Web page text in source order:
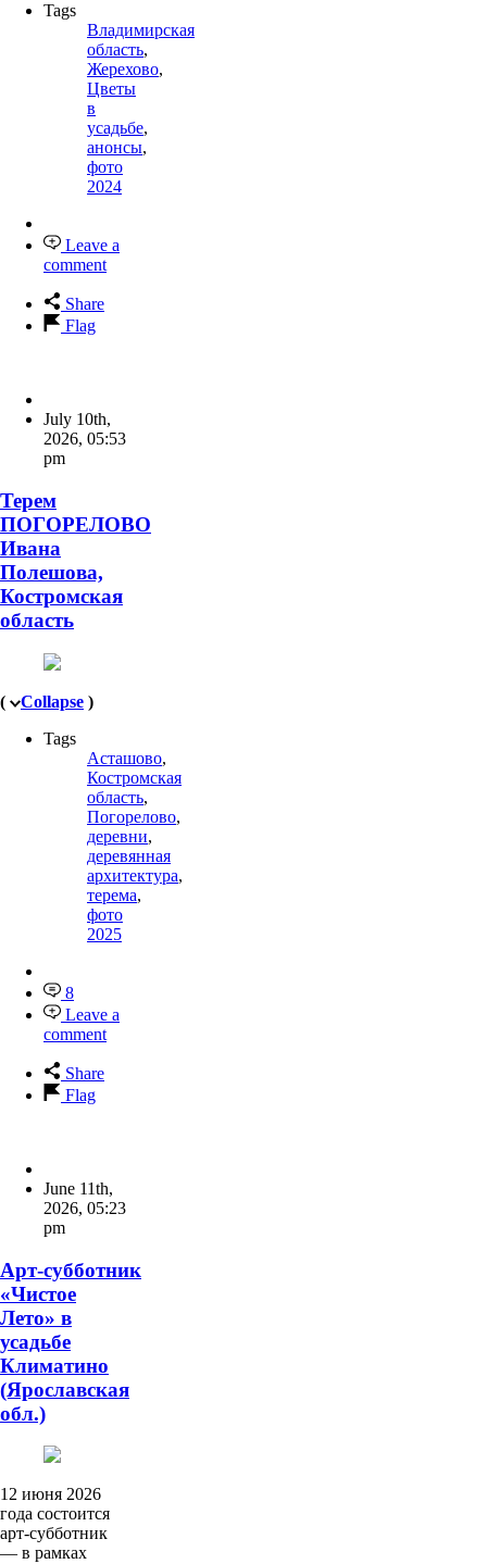
Tags
Владимирская
область,
Жерехово,
Цветы
в
усадьбе,
анонсы,
фото
2024
Leave a
comment
Share
Flag
July 10th,
2026, 05:53
pm
Терем
ПОГОРЕЛОВО
Ивана
Полешова,
Костромская
область
( Collapse )
Tags
Асташово,
Костромская
область,
Погорелово,
деревни,
деревянная
архитектура,
терема,
фото
2025
8
Leave a
comment
Share
Flag
June 11th,
2026, 05:23
pm
Арт‑субботник
«Чистое
Лето» в
усадьбе
Климатино
(Ярославская
обл.)
12 июня 2026
года состоится
арт‑субботник
— в рамках